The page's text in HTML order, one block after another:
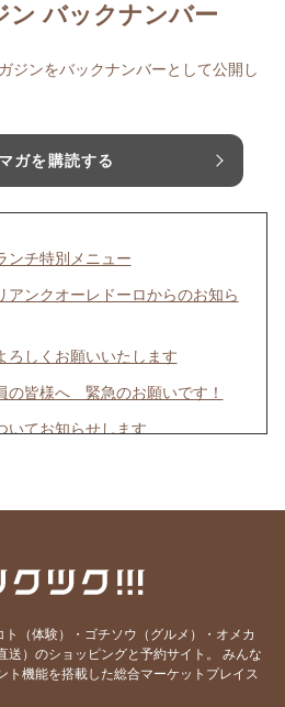
ン バックナンバー
ジンをバックナンバーとして公開し
ガを購読する
ンチ特別メニュー
アンクオーレドーロからのお知ら
ろしくお願いいたします
の皆様へ 緊急のお願いです！
いてお知らせします
ですみません！
の試作を作りました
どランチ営業ができず・・・申し
（体験）・ゴチソウ（グルメ）・オメカ
）のショッピングと予約サイト。
みんな
ト機能を搭載した総合マーケットプレイス